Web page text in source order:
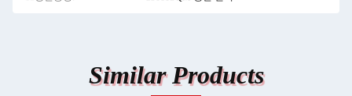
Similar Products